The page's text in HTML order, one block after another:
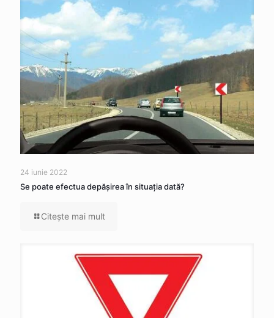
24 iunie 2022
Se poate efectua depăşirea în situaţia dată?
Citeşte mai mult